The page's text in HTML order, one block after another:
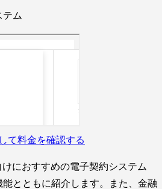
テム
て料金を確認する
におすすめの電子契約システム
とともに紹介します。また、金融